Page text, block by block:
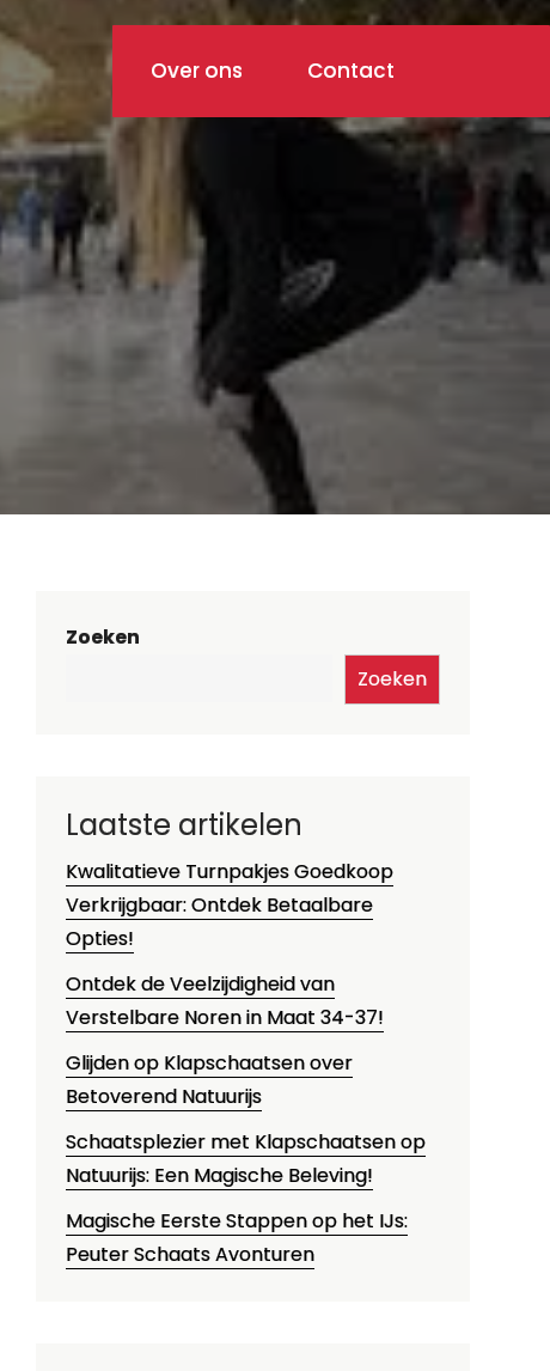
Over ons Contact
Zoeken
Zoeken
Laatste artikelen
Kwalitatieve Turnpakjes Goedkoop
Verkrijgbaar: Ontdek Betaalbare
Opties!
Ontdek de Veelzijdigheid van
Verstelbare Noren in Maat 34-37!
Glijden op Klapschaatsen over
Betoverend Natuurijs
Schaatsplezier met Klapschaatsen op
Natuurijs: Een Magische Beleving!
Magische Eerste Stappen op het IJs:
Peuter Schaats Avonturen